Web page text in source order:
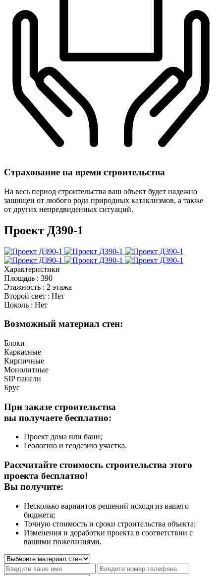
Страхование на время строительства
На весь период строительства ваш объект будет надежно
защищен от любого рода природных катаклизмов, а также
от других непредвиденных ситуаций.
Проект Д390-1
Характеристики
Площадь : 390
Этажность : 2 этажа
Второй свет : Нет
Цоколь : Нет
Возможный материал стен:
Блоки
Каркасные
Кирпичные
Монолитные
SIP панели
Брус
При заказе строительства
вы получаете бесплатно:
Проект дома или бани;
Геологию и геодезию участка.
Рассчитайте стоимость строительства этого
проекта бесплатно!
Вы получите:
Несколько вариантов решений исходя из вашего
бюджета;
Точную стоимость и сроки строительства объекта;
Изменения и доработки проекта в соответствии с
вашими пожеланиями.